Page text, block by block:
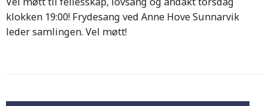
klokken 19:00! Frydesang ved Anne Hove Sunnarvik
leder samlingen. Vel møtt!